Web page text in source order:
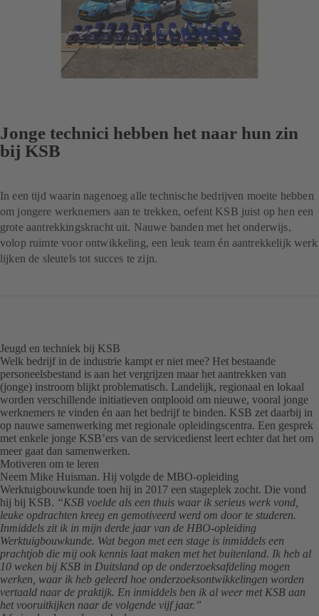
Jonge technici hebben het naar hun zin
bij KSB
In een tijd waarin nagenoeg alle technische bedrijven moeite hebben
om jongere werknemers aan te trekken, oefent KSB juist op hen een
grote aantrekkingskracht uit. Nauwe banden met het onderwijs,
volop ruimte voor ontwikkeling, een leuk team én aantrekkelijk werk
lijken de sleutels tot succes te zijn.
Jeugd en techniek bij KSB
Welk bedrijf in de industrie kampt er niet mee? Het bestaande
personeelsbestand is aan het vergrijzen maar het aantrekken van
(jonge) instroom blijkt problematisch. Landelijk, regionaal en lokaal
worden verschillende initiatieven ontplooid om nieuwe, vooral jonge
werknemers te vinden én aan het bedrijf te binden. KSB zet daarbij in
op nauwe samenwerking met regionale opleidingscentra. Een gesprek
met enkele jonge KSB’ers van de servicedienst leert echter dat het om
meer gaat dan samenwerken.
Motiveren om te leren
Neem Mike Huisman. Hij volgde de MBO-opleiding
Werktuigbouwkunde toen hij in 2017 een stageplek zocht. Die vond
hij bij KSB. “KSB voelde als een thuis waar ik serieus werk vond,
leuke opdrachten kreeg en gemotiveerd werd om door te studeren.
Inmiddels zit ik in mijn derde jaar van de HBO-opleiding
Werktuigbouwkunde. Wat begon met een stage is inmiddels een
prachtjob die mij ook kennis laat maken met het buitenland. Ik heb al
10 weken bij KSB in Duitsland op de onderzoeksafdeling mogen
werken, waar ik heb geleerd hoe onderzoeksontwikkelingen worden
vertaald naar de praktijk. En inmiddels ben ik al weer met KSB aan
het vooruitkijken naar de volgende vijf jaar.”